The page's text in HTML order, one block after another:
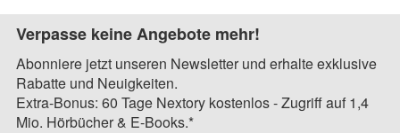
Verpasse keine Angebote mehr!
Abonniere jetzt unseren Newsletter und erhalte exklusive
Rabatte und Neuigkeiten.
Extra-Bonus: 60 Tage Nextory kostenlos - Zugriff auf 1,4
Mio. Hörbücher & E-Books.*